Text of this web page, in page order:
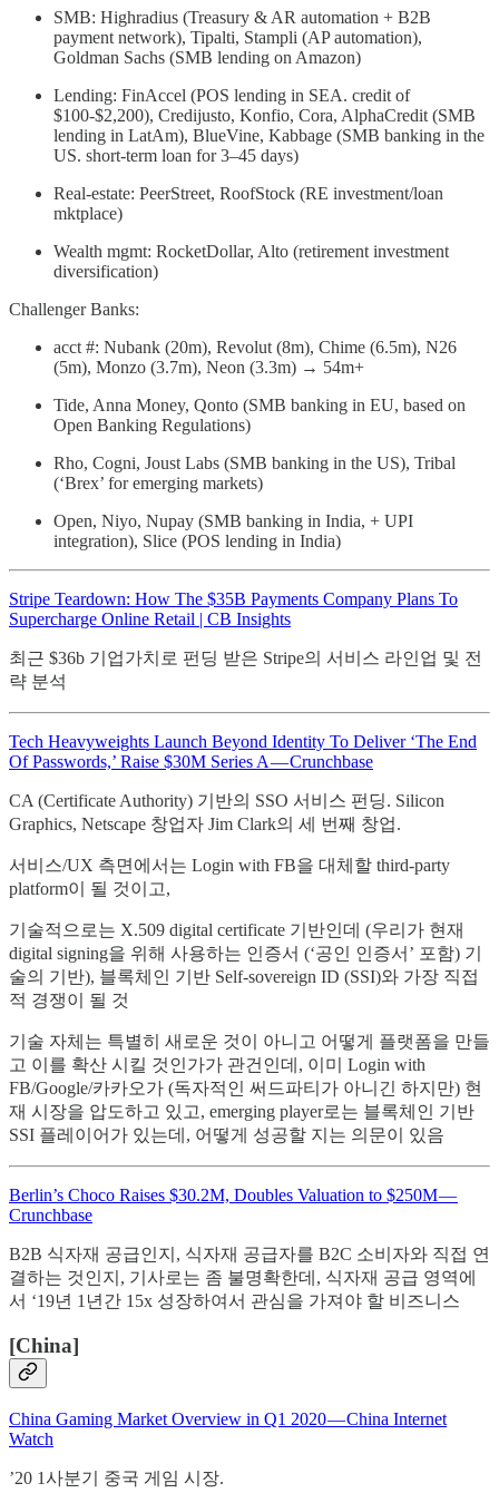
SMB: Highradius (Treasury & AR automation + B2B
payment network), Tipalti, Stampli (AP automation),
Goldman Sachs (SMB lending on Amazon)
Lending: FinAccel (POS lending in SEA. credit of
$100-$2,200), Credijusto, Konfio, Cora, AlphaCredit (SMB
lending in LatAm), BlueVine, Kabbage (SMB banking in the
US. short-term loan for 3–45 days)
Real-estate: PeerStreet, RoofStock (RE investment/loan
mktplace)
Wealth mgmt: RocketDollar, Alto (retirement investment
diversification)
Challenger Banks:
acct #: Nubank (20m), Revolut (8m), Chime (6.5m), N26
(5m), Monzo (3.7m), Neon (3.3m) → 54m+
Tide, Anna Money, Qonto (SMB banking in EU, based on
Open Banking Regulations)
Rho, Cogni, Joust Labs (SMB banking in the US), Tribal
(‘Brex’ for emerging markets)
Open, Niyo, Nupay (SMB banking in India, + UPI
integration), Slice (POS lending in India)
Stripe Teardown: How The $35B Payments Company Plans To
Supercharge Online Retail | CB Insights
최근 $36b 기업가치로 펀딩 받은 Stripe의 서비스 라인업 및 전
략 분석
Tech Heavyweights Launch Beyond Identity To Deliver ‘The End
Of Passwords,’ Raise $30M Series A — Crunchbase
CA (Certificate Authority) 기반의 SSO 서비스 펀딩. Silicon
Graphics, Netscape 창업자 Jim Clark의 세 번째 창업.
서비스/UX 측면에서는 Login with FB을 대체할 third-party
platform이 될 것이고,
기술적으로는 X.509 digital certificate 기반인데 (우리가 현재
digital signing을 위해 사용하는 인증서 (‘공인 인증서’ 포함) 기
술의 기반), 블록체인 기반 Self-sovereign ID (SSI)와 가장 직접
적 경쟁이 될 것
기술 자체는 특별히 새로운 것이 아니고 어떻게 플랫폼을 만들
고 이를 확산 시킬 것인가가 관건인데, 이미 Login with
FB/Google/카카오가 (독자적인 써드파티가 아니긴 하지만) 현
재 시장을 압도하고 있고, emerging player로는 블록체인 기반
SSI 플레이어가 있는데, 어떻게 성공할 지는 의문이 있음
Berlin’s Choco Raises $30.2M, Doubles Valuation to $250M —
Crunchbase
B2B 식자재 공급인지, 식자재 공급자를 B2C 소비자와 직접 연
결하는 것인지, 기사로는 좀 불명확한데, 식자재 공급 영역에
서 ‘19년 1년간 15x 성장하여서 관심을 가져야 할 비즈니스
[China]
China Gaming Market Overview in Q1 2020 — China Internet
Watch
’20 1사분기 중국 게임 시장.